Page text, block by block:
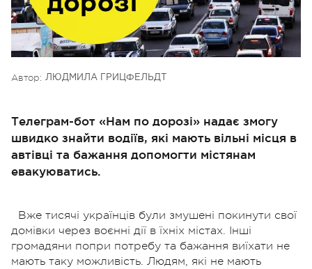
Автор: ЛЮДМИЛА ГРИЦФЕЛЬДТ
Телеграм-бот «Нам по дорозі» надає змогу
швидко знайти водіїв, які мають вільні місця в
автівці та бажання допомогти містянам
евакуюватись.
Вже тисячі українців були змушені покинути свої
домівки через воєнні дії в їхніх містах. Інші
громадяни попри потребу та бажання виїхати не
мають таку можливість. Людям, які не мають